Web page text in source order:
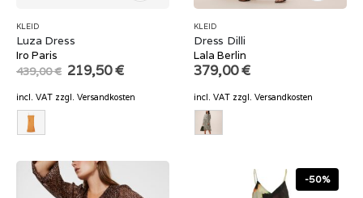
KLEID
Luza Dress
Iro Paris
439,00€ Original
price
was:
439,00 €.
219,50€Current
is:
incl. VAT zzgl. Versandkosten
KLEID
Dress Dilli
Lala Berlin
379,00€
incl. VAT zzgl. Versandkosten
-50%